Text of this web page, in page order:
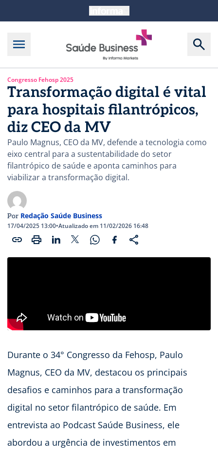
Congresso Fehosp 2025
Transformação digital é vital
para hospitais filantrópicos,
diz CEO da MV
Paulo Magnus, CEO da MV, defende a tecnologia como
eixo central para a sustentabilidade do setor
filantrópico de saúde e aponta caminhos para
viabilizar a transformação digital.
Por Redação Saúde Business
17/04/2025 13:00•Atualizado em 11/02/2026 16:48
Durante o 34° Congresso da Fehosp, Paulo
Magnus, CEO da MV, destacou os principais
desafios e caminhos para a transformação
digital no setor filantrópico de saúde. Em
entrevista ao Podcast Saúde Business, ele
abordou a urgência de investimentos em